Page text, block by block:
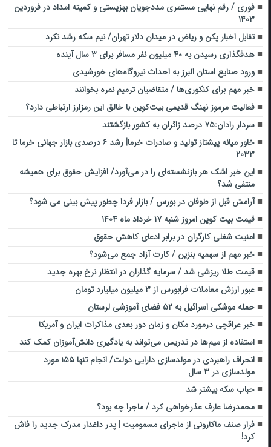
فوری / رقم نهایی مستمری مددجویان بهزیستی و کمیته امداد در فروردین
۱۴۰۳
تقابل اخبار پکن و ریاض در میدان دلار تهران/ نیم سکه رشد نکرد
هدفگذاری رسیدن به ۴۰ میلیون نفر مسافر برای ۳ سال آینده
ورود صنایع استان البرز به ‌احداث نیروگاه‌های خورشیدی
خبر مهم برای کنکوری‌ها / متقاضیان ترمیم نمره بخوانند
فعالیت مرموز نهنگ قدیمی بیت‌کوین با خالق این رمزارز ارتباطی دارد؟
سردار رادان:۷۵ درصد زائران به کشور بازگشتند
خاور میانه پیشتاز تولید و صادرات خرما| رشد ۶ درصدی بازار جهانی خرما تا
۲۰۳۳
این خبر اشک هر بازنشسته‌ای را در می‌آورد/ افزایش حقوق برای همیشه
منتفی شد؟
آرامش قبل از طوفان در بورس / بازار فردا چطور پیش بینی می شود؟
قیمت بیت کوین امروز شنبه ۱۷ خرداد ماه ۱۴۰۴
امنیت شغلی کارگران در برابر ادعای کاهش حقوق
خبر مهم از سهمیه بنزین / کارت آزاد جمع می‌شود؟
قیمت طلا ریزشی شد / سرمایه گذاران در انتظار نرخ بهره جدید
عبور ارزش معاملات فرابورس از ۳ میلیون میلیارد تومان
حمله موشکی اسرائیل به ۵۲ فضای آموزشی لرستان
خبر عراقچی درمورد مکان و زمان دور بعدی مذاکرات ایران و آمریکا
استفاده از میم‌ها در تدریس می‌تواند به یادگیری دانش‌آموزان کمک کند
انحراف راهبردی در مولدسازی دارایی‌ دولت/ انجام تنها ۱۵۵ مورد
مولدسازی در ۳ سال
حباب سکه بیشتر شد
محمدرضا عارف عذرخواهی کرد / ماجرا چه بود؟
فرار صنف ماکارونی از ماجرای مسمومیت | پدر داغدار مدرک جدید را فاش
کرد!